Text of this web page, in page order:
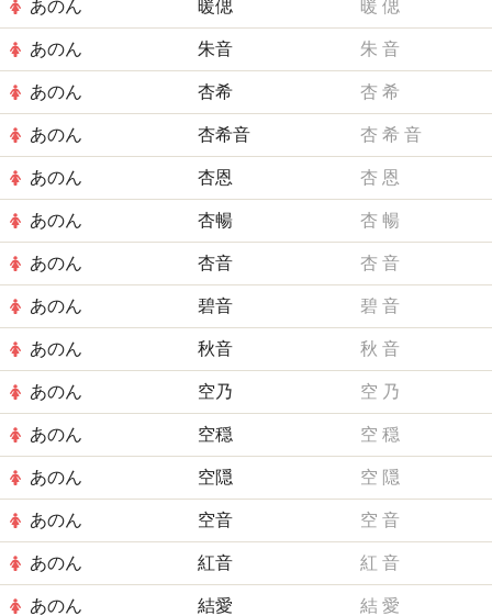
あのん 暖偲 暖 偲
あのん 朱音 朱 音
あのん 杏希 杏 希
あのん 杏希音 杏 希 音
あのん 杏恩 杏 恩
あのん 杏暢 杏 暢
あのん 杏音 杏 音
あのん 碧音 碧 音
あのん 秋音 秋 音
あのん 空乃 空 乃
あのん 空穏 空 穏
あのん 空隠 空 隠
あのん 空音 空 音
あのん 紅音 紅 音
あのん 結愛 結 愛